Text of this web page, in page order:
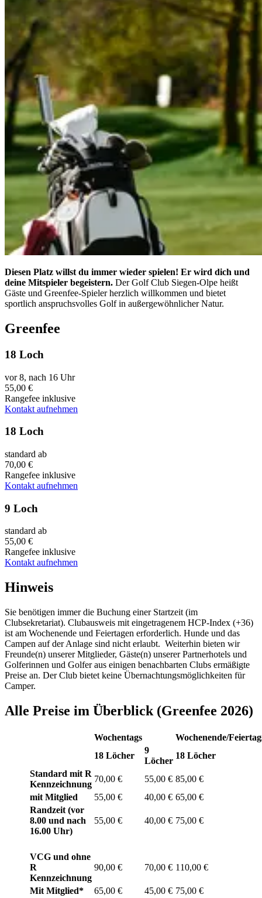
Diesen Platz willst du immer wieder spielen! Er wird dich und
deine Mitspieler begeistern. Der Golf Club Siegen-Olpe heißt
Gäste und Greenfee-Spieler herzlich willkommen und bietet
sportlich anspruchsvolles Golf in außergewöhnlicher Natur.
Greenfee
18 Loch
vor 8, nach 16 Uhr
55,00 €
Rangefee inklusive
Kontakt aufnehmen
18 Loch
standard ab
70,00 €
Rangefee inklusive
Kontakt aufnehmen
9 Loch
standard ab
55,00 €
Rangefee inklusive
Kontakt aufnehmen
Hinweis
Sie benötigen immer die Buchung einer Startzeit (im
Clubsekretariat). Clubausweis mit eingetragenem HCP-Index (+36)
ist am Wochenende und Feiertagen erforderlich. Hunde und das
Campen auf der Anlage sind nicht erlaubt. Weiterhin bieten wir
Freunde(n) unserer Mitglieder, Gäste(n) unserer Partnerhotels und
Golferinnen und Golfer aus einigen benachbarten Clubs ermäßigte
Preise an. Der Club bietet keine Übernachtungsmöglichkeiten für
Camper.
Alle Preise im Überblick (Greenfee 2026)
Wochentags
Wochenende/
18 Löcher
9
Löcher
18 Löcher
Standard mit R
Kennzeichnung
70,00 € 55,00 € 85,00 €
mit Mitglied
55,00 € 40,00 € 65,00 €
Randzeit (vor
8.00 und nach
16.00 Uhr)
55,00 € 40,00 € 75,00 €
VCG und ohne
R
Kennzeichnung
90,00 € 70,00 € 110,00 €
Mit Mitglied* 65,00 € 45,00 € 75,00 €